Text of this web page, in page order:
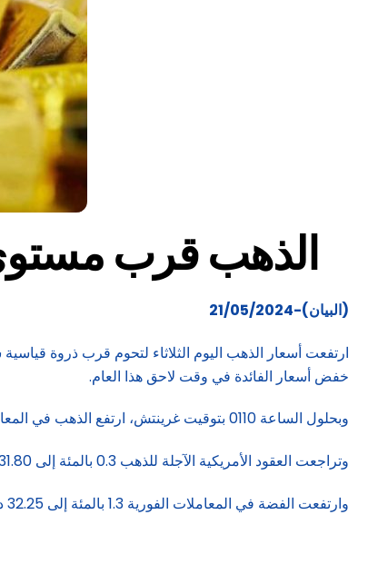
الذهب قرب
(البيان)-21/05/2024
ارتفعت أسعار الذهب اليوم الثلاثاء لتحوم قرب ذروة
خفض أسعار الفائدة في وقت لاحق هذا العام.
وبحلول الساعة 0110 بتوقيت غرينتش، ارتفع الذهب في المعاملات الفورية 0.1 بالمئة إلى 2428.14 دولاراً للأوقية.
وتراجعت العقود الأمريكية الآجلة للذهب 0.3 بالمئة إلى 2431.80 دولاراً.
وارتفعت الفضة في المعاملات الفورية 1.3 بالمئة إلى 32.25 دولاراً للأوقية، ونزل البلاتين 0.1 بالمئة إلى 1045.80 دولاراً وخسر البلاديوم 0.4 بالمئة مسجلا 1023.25 دولاراً.